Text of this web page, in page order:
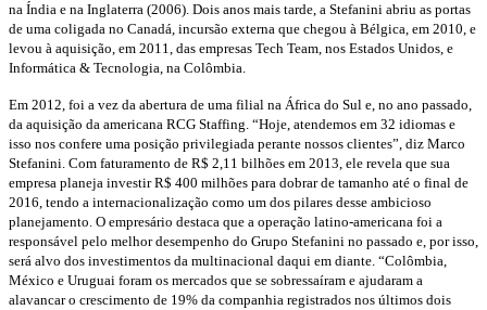
na Índia e na Inglaterra (2006). Dois anos mais tarde, a Stefanini abriu as portas
de uma coligada no Canadá, incursão externa que chegou à Bélgica, em 2010, e
levou à aquisição, em 2011, das empresas Tech Team, nos Estados Unidos, e
Informática & Tecnologia, na Colômbia.
Em 2012, foi a vez da abertura de uma filial na África do Sul e, no ano passado,
da aquisição da americana RCG Staffing. “Hoje, atendemos em 32 idiomas e
isso nos confere uma posição privilegiada perante nossos clientes”, diz Marco
Stefanini. Com faturamento de R$ 2,11 bilhões em 2013, ele revela que sua
empresa planeja investir R$ 400 milhões para dobrar de tamanho até o final de
2016, tendo a internacionalização como um dos pilares desse ambicioso
planejamento. O empresário destaca que a operação latino-americana foi a
responsável pelo melhor desempenho do Grupo Stefanini no passado e, por isso,
será alvo dos investimentos da multinacional daqui em diante. “Colômbia,
México e Uruguai foram os mercados que se sobressaíram e ajudaram a
alavancar o crescimento de 19% da companhia registrados nos últimos dois